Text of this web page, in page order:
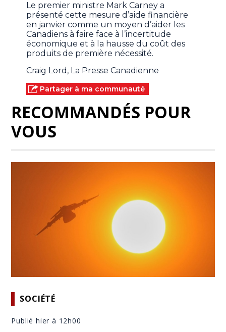
Le premier ministre Mark Carney a
présenté cette mesure d’aide financière
en janvier comme un moyen d’aider les
Canadiens à faire face à l’incertitude
économique et à la hausse du coût des
produits de première nécessité.
Craig Lord, La Presse Canadienne
Partager à ma communauté
RECOMMANDÉS POUR
VOUS
SOCIÉTÉ
Publié hier à 12h00